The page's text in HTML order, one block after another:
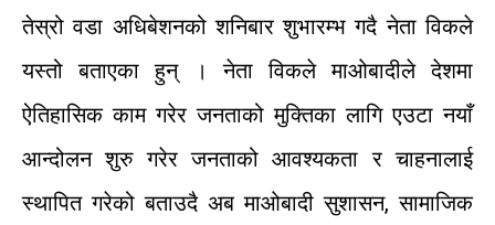
तेस्रो वडा अधिबेशनको शनिबार शुभारम्भ गदै नेता विकले
यस्तो बताएकाहुन् । नेता विकले माओबादीले देशमा
ऐतिहासिक काम गरेर जनताको मुक्तिका लागि एउटा नयाँ
आन्दोलन शुरु गरेर जनताकोआवश्यकता र चाहनालाई
स्थापित गरेको बताउदै अब माओबादीसुशासन,सामाजिक